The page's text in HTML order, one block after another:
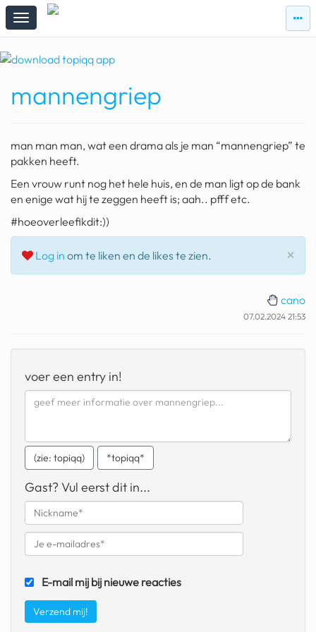
zie
topiqqs
zie
#vandaag
Topiqqs Reacties
ark van noach
pokemon kaarten
fomo
deepseek
blokker
it really whips the llama s
chinese automerken
boring phone
bakelse princess taart
dpd
mannengriep
man man man, wat een drama als je man “mannengriep” te
pakken heeft.
Een vrouw runt nog het hele huis, en de man ligt op de bank
en enige wat hij te zeggen heeft is; aah.. pfff etc.
#hoeoverleefikdit:))
×
Log in om te liken en de likes te zien.
cano
07.02.2024 21:53
voer een entry in!
(zie: topiqq) *topiqq*
Gast? Vul eerst dit in...
E-mail mij bij nieuwe reacties